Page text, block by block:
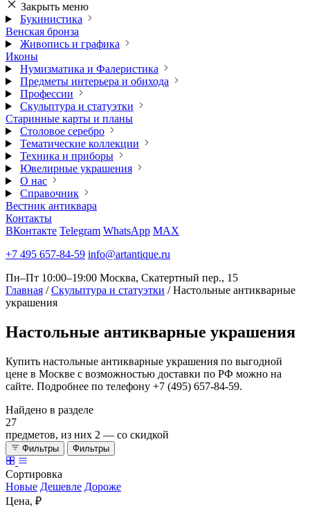
Закрыть меню
Букинистика
Венская бронза
Живопись и графика
Иконы
Нумизматика и Фалеристика
Предметы интерьера и обихода
Профессии
Скульптура и статуэтки
Старинные карты и планы
Столовое серебро
Тематические коллекции
Техника и приборы
Ювелирные украшения
О нас
Справочник
Вестник антиквара
Контакты
ВКонтакте Telegram WhatsApp MAX
+7 495 657-84-59 info@artantique.ru
Пн–Пт 10:00–19:00 Москва, Скатертный пер., 15
Главная / Скульптура и статуэтки / Настольные антикварные
украшения
Настольные антикварные украшения
Купить настольные антикварные украшения по выгодной
цене в Москве с возможностью доставки по РФ можно на
сайте. Подробнее по телефону +7 (495) 657-84-59.
Найдено в разделе
27
предметов, из них 2 — со скидкой
Фильтры Фильтры
Сортировка
Новые Дешевле Дороже
Цена, ₽